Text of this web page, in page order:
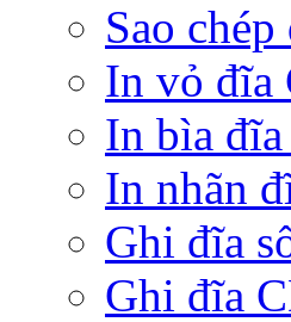
Sao
In vỏ đĩa
In bìa
In nhãn
Ghi đĩa
Ghi đĩa